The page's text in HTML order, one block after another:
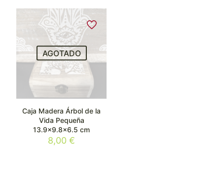
AGOTADO
Caja Madera Árbol de la
Vida Pequeña
13.9×9.8×6.5 cm
8,00€